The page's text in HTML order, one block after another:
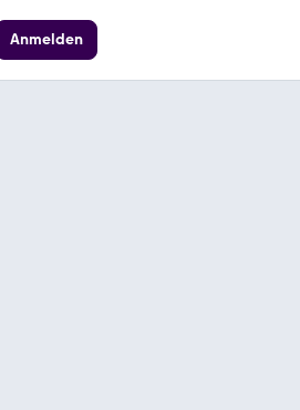
Anmelden